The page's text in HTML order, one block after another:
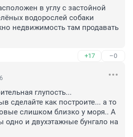
в углу с застойной
водорослей собаки
недвижимость там продавать
+17 –0
глупость...
сделайте как построите... а то
слишком близко у моря.. А
одно и двухэтажные бунгало на